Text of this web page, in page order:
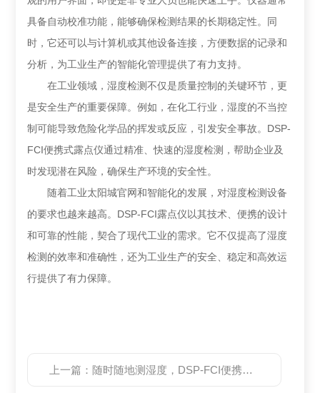
具备自动校准功能，能够确保检测结果的长期稳定性。同
时，它还可以与计算机或其他设备连接，方便数据的记录和
分析，为工业生产的智能化管理提供了有力支持。
在工业领域，湿度检测不仅是质量控制的关键环节，更
是安全生产的重要保障。例如，在化工行业，湿度的不当控
制可能导致危险化学品的挥发或反应，引发安全事故。DSP-
FCI便携式露点仪通过精准、快速的湿度检测，帮助企业及
时发现潜在风险，确保生产环境的安全性。
随着工业太阳城官网和智能化的发展，对湿度检测设备
的要求也越来越高。DSP-FCI露点仪以其技术、便携的设计
和可靠的性能，契合了现代工业的需求。它不仅提高了湿度
检测的效率和准确性，还为工业生产的安全、稳定和高效运
行提供了有力保障。
上一篇： 随时随地测湿度，DSP-FCI便携式露点仪为您服务